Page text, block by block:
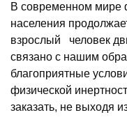
В современном мире
населения
взрослый человек
связано с нашим
благоприятные
физической
заказать, не выходя